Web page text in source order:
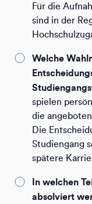
Für die
sind in der
Welche
spielen
die
Die
Studiengang
spätere
In welchen
absolviert